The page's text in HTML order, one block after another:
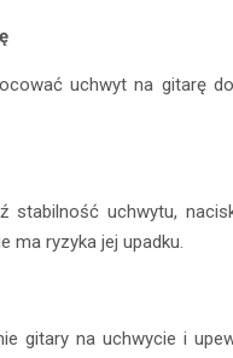
uchwyt na gitarę
stabilność uchwytu,
ma ryzyka jej upadku.
gitary na uchwycie i